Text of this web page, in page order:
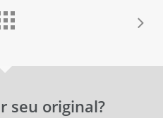
seu original?